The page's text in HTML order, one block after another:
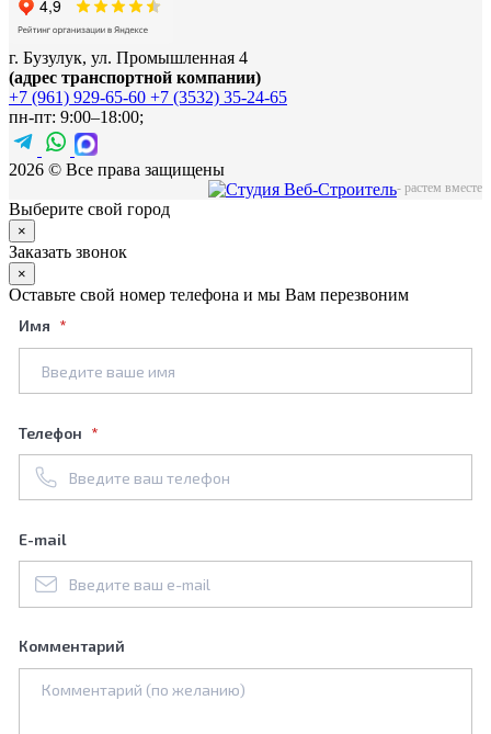
г. Бузулук, ул. Промышленная 4
(адрес транспортной компании)
+7 (961) 929-65-60 +7 (3532) 35-24-65
пн-пт: 9:00–18:00;
2026 © Все права защищены
- растем вместе
Выберите свой город
×
Заказать звонок
×
Оставьте свой номер телефона и мы Вам перезвоним
Имя
Телефон
E-mail
Комментарий